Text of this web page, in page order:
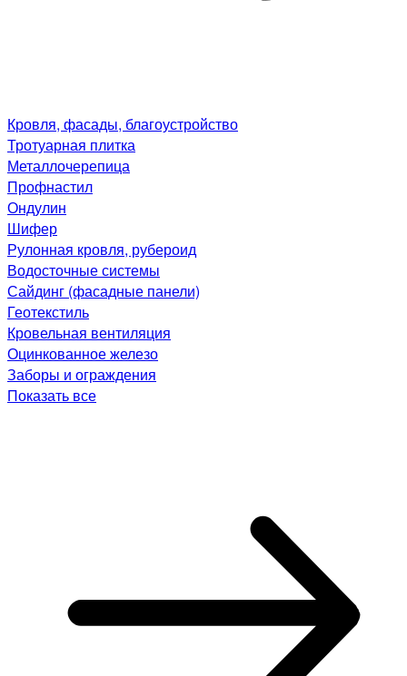
Кровля, фасады, благоустройство
Тротуарная плитка
Металлочерепица
Профнастил
Ондулин
Шифер
Рулонная кровля, рубероид
Водосточные системы
Сайдинг (фасадные панели)
Геотекстиль
Кровельная вентиляция
Оцинкованное железо
Заборы и ограждения
Показать все